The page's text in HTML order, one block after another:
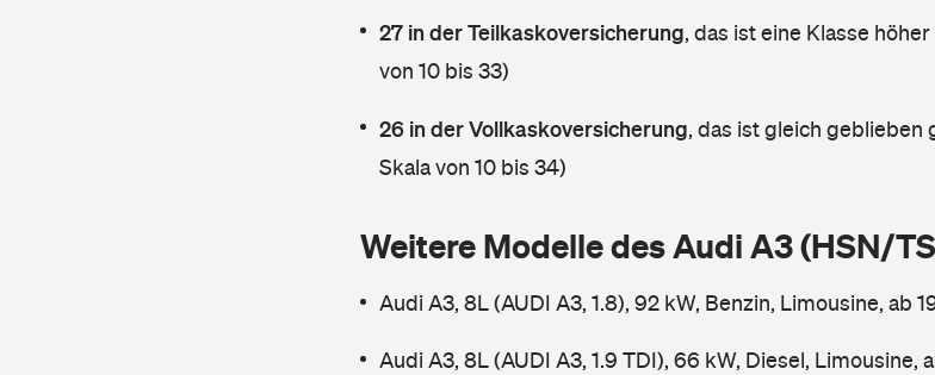
27 in der Teilkaskoversicherung, das ist eine Klasse
von 10 bis 33)
26 in der Vollkaskoversicherung, das ist gleich geblieben
Skala von 10 bis 34)
Weitere Modelle des Audi A3 (HSN/
Audi A3, 8L (AUDI A3, 1.8), 92 kW, Benzin, Limousine, ab
Audi A3, 8L (AUDI A3, 1.9 TDI), 66 kW, Diesel, Limousine,